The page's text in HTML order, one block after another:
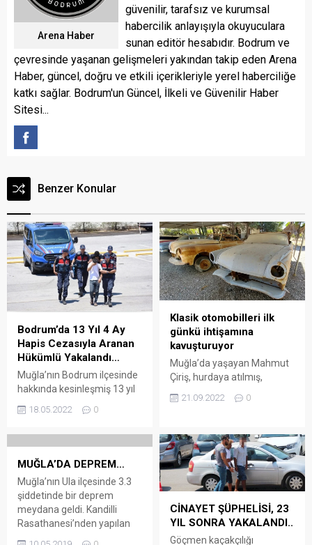
Arena Haber
güvenilir, tarafsız ve kurumsal
habercilik anlayışıyla okuyuculara
sunan editör hesabıdır. Bodrum ve
çevresinde yaşanan gelişmeleri yakından takip eden Arena
Haber, güncel, doğru ve etkili içerikleriyle yerel haberciliğe
katkı sağlar. Bodrum'un Güncel, İlkeli ve Güvenilir Haber
Sitesi...
Benzer Konular
Bodrum’da 13 Yıl 4 Ay
Hapis Cezasıyla Aranan
Hükümlü Yakalandı…
Muğla’nın Bodrum ilçesinde
hakkında kesinleşmiş 13 yıl
firari hükümlü yakalandı.
Jandarma Komutanlığı
Jandarma Suç Araştırma
Timi (JASAT), “Cebir, tehdit
ve hile kullanarak kişiyi
hürriyetinden yoksun kılma”
suçundan kesinleşmiş hapis
cezasıyla aranan B.U’nun
ilçede bulunduğunu tespit
18.05.2022 0
Klasik otomobilleri ilk
günkü ihtişamına
kavuşturuyor
Muğla’da yaşayan Mahmut
Çiriş, hurdaya atılmış,
birçok parçası kaybolmuş
ile yenileyerek eski
ihtişamına kavuşturuyor.
Arena Bodrum Haber –
Ortaca ilçesindeki iş yeri
bulunan Çiriş, klasik
otomobil tutkusu dolayısıyla
bu araçların tamir ve
21.09.2022 0
MUĞLA’DA DEPREM…
Muğla’nın Ula ilçesinde 3.3
şiddetinde bir deprem
meydana geldi. Kandilli
Rasathanesi’nden yapılan
CİNAYET ŞÜPHELİSİ, 23
YIL SONRA YAKALANDI..
Göçmen kaçakçılığı